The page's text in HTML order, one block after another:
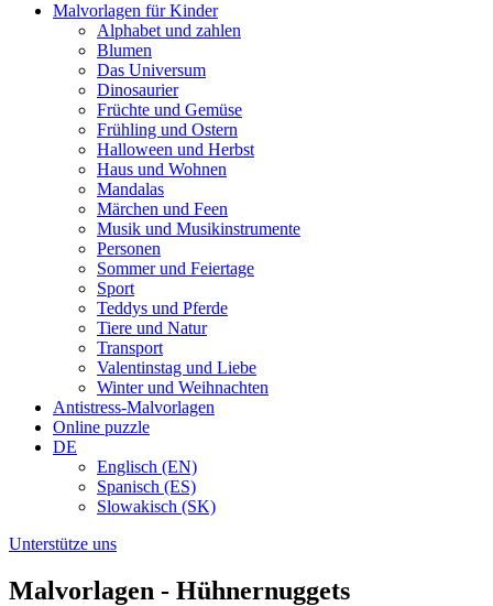
Malvorlagen für Kinder
Alphabet und zahlen
Blumen
Das Universum
Dinosaurier
Früchte und Gemüse
Frühling und Ostern
Halloween und Herbst
Haus und Wohnen
Mandalas
Märchen und Feen
Musik und Musikinstrumente
Personen
Sommer und Feiertage
Sport
Teddys und Pferde
Tiere und Natur
Transport
Valentinstag und Liebe
Winter und Weihnachten
Antistress-Malvorlagen
Online puzzle
DE
Englisch (EN)
Spanisch (ES)
Slowakisch (SK)
Unterstütze uns
Malvorlagen - Hühnernuggets